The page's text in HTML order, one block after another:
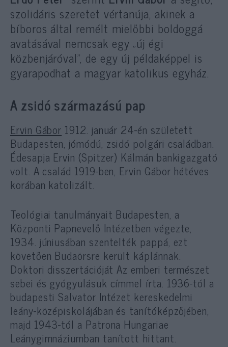
szolidáris szeretet vértanúja, akinek a
bíboros által remélt mielőbbi boldoggá
avatásával nemcsak egy „új égi
közbenjáróval”, de egy új példaképpel is
gyarapodhat a magyar katolikus egyház.
A zsidó származású pap
Ervin Gábor 1912. január 24-én született
Budapesten, jómódú, zsidó polgári családban.
Édesapja Ervin (Spitzer) Kálmán bankigazgató
volt. A család 1919-ben, Ervin Gábor hétéves
korában katolizált.
Teológiai tanulmányait Budapesten, a
Központi Papnevelő Intézetben végezte,
1934. júniusában szentelték pappá, ezt
követően Budaörsre került káplánnak.
Doktori disszertációját Az emberi természet
sebei és gyógyulásuk címmel írta. 1936-tól a
budapesti Salvator Intézet kereskedelmi
leány-középiskolájában és tanítóképzőjében,
majd 1943-tól a Patrona Hungariae
Leánygimnáziumban tanított hittant.